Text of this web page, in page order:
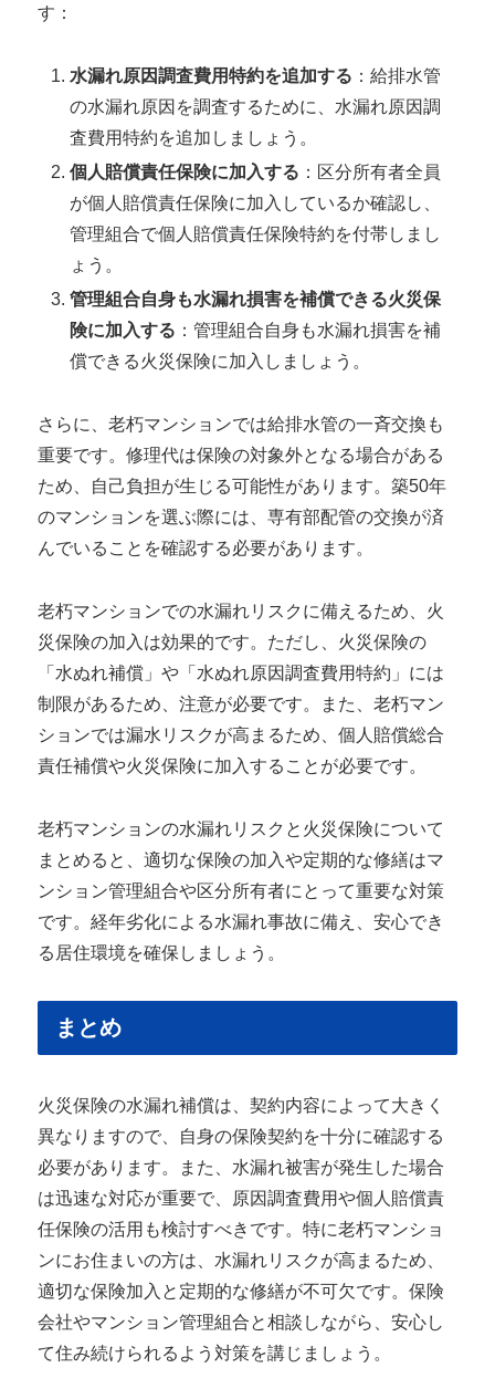
す：
水漏れ原因調査費用特約を追加する ：給排水管
の水漏れ原因を調査するために、水漏れ原因調
査費用特約を追加しましょう。
個人賠償責任保険に加入する ：区分所有者全員
が個人賠償責任保険に加入しているか確認し、
管理組合で個人賠償責任保険特約を付帯しまし
ょう。
管理組合自身も水漏れ損害を補償できる火災保
険に加入する ：管理組合自身も水漏れ損害を補
償できる火災保険に加入しましょう。
さらに、老朽マンションでは給排水管の一斉交換も
重要です。修理代は保険の対象外となる場合がある
ため、自己負担が生じる可能性があります。築50年
のマンションを選ぶ際には、専有部配管の交換が済
んでいることを確認する必要があります。
老朽マンションでの水漏れリスクに備えるため、火
災保険の加入は効果的です。ただし、火災保険の
「水ぬれ補償」や「水ぬれ原因調査費用特約」には
制限があるため、注意が必要です。また、老朽マン
ションでは漏水リスクが高まるため、個人賠償総合
責任補償や火災保険に加入することが必要です。
老朽マンションの水漏れリスクと火災保険について
まとめると、適切な保険の加入や定期的な修繕はマ
ンション管理組合や区分所有者にとって重要な対策
です。経年劣化による水漏れ事故に備え、安心でき
る居住環境を確保しましょう。
まとめ
火災保険の水漏れ補償は、契約内容によって大きく
異なりますので、自身の保険契約を十分に確認する
必要があります。また、水漏れ被害が発生した場合
は迅速な対応が重要で、原因調査費用や個人賠償責
任保険の活用も検討すべきです。特に老朽マンショ
ンにお住まいの方は、水漏れリスクが高まるため、
適切な保険加入と定期的な修繕が不可欠です。保険
会社やマンション管理組合と相談しながら、安心し
て住み続けられるよう対策を講じましょう。